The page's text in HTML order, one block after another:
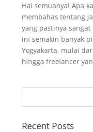
Hai semuanya! Apa
membahas tentang
yang pastinya
ini semakin banyak
Yogyakarta, mulai
hingga freelancer
Recent Posts